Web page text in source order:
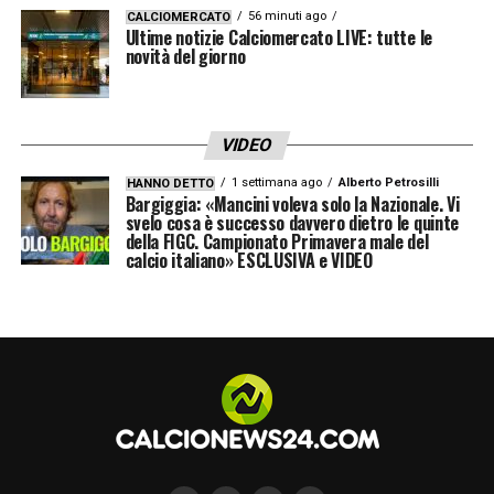
preoccupa di farci giocare bene».
GOL PIU’ IMPORTANTE
sapevamo di essere forti ma battere quella
che era stata la più forte per tanti anni è
stato importante».
EUROPEO –«Sarò felice se il mister mi
una bella squadra e soprattutto un
grandissimo gruppo. Noi siamo stati brava a
fare quello che ci ha chiesto Mancini,
arriveremo pronti e cercheremo di fare il
CALCIOMERCATO 56 minuti ago
Ultime notizie Calciomercato LIVE: tutte le
novità del giorno
VIDEO
HANNO DETTO 1 settimana ago Alberto Petrosilli
Bargiggia: «Mancini voleva solo la Nazionale. Vi
svelo cosa è successo davvero dietro le quinte
della FIGC. Campionato Primavera male del
calcio italiano» ESCLUSIVA e VIDEO